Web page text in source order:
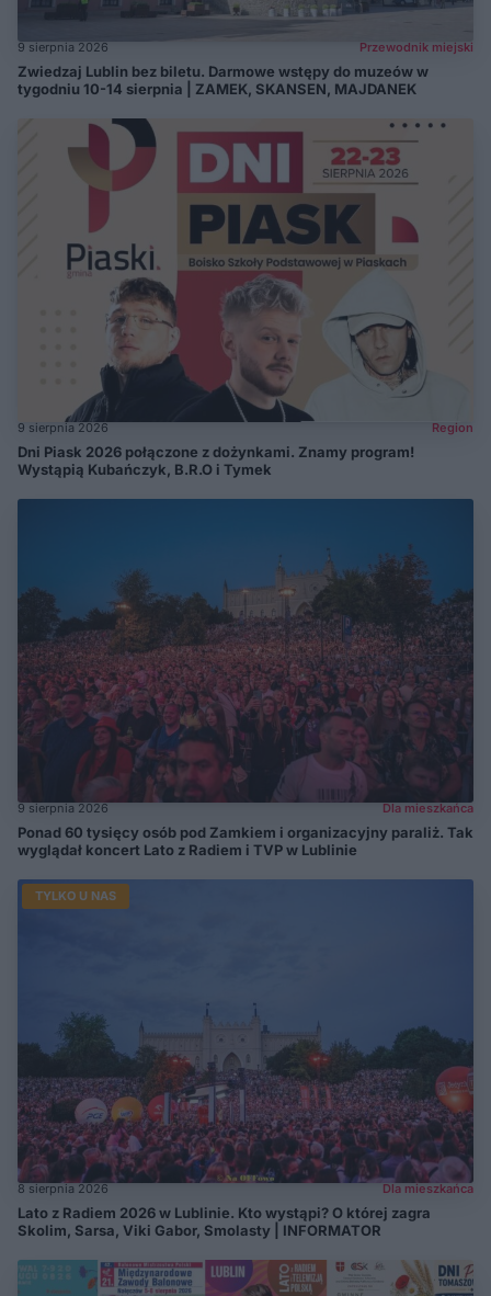
9 sierpnia 2026 Przewodnik miejski
Zwiedzaj Lublin bez biletu. Darmowe wstępy do muzeów w
tygodniu 10-14 sierpnia | ZAMEK, SKANSEN, MAJDANEK
9 sierpnia 2026 Region
Dni Piask 2026 połączone z dożynkami. Znamy program!
Wystąpią Kubańczyk, B.R.O i Tymek
9 sierpnia 2026 Dla mieszkańca
Ponad 60 tysięcy osób pod Zamkiem i organizacyjny paraliż. Tak
wyglądał koncert Lato z Radiem i TVP w Lublinie
TYLKO U NAS
8 sierpnia 2026 Dla mieszkańca
Lato z Radiem 2026 w Lublinie. Kto wystąpi? O której zagra
Skolim, Sarsa, Viki Gabor, Smolasty | INFORMATOR